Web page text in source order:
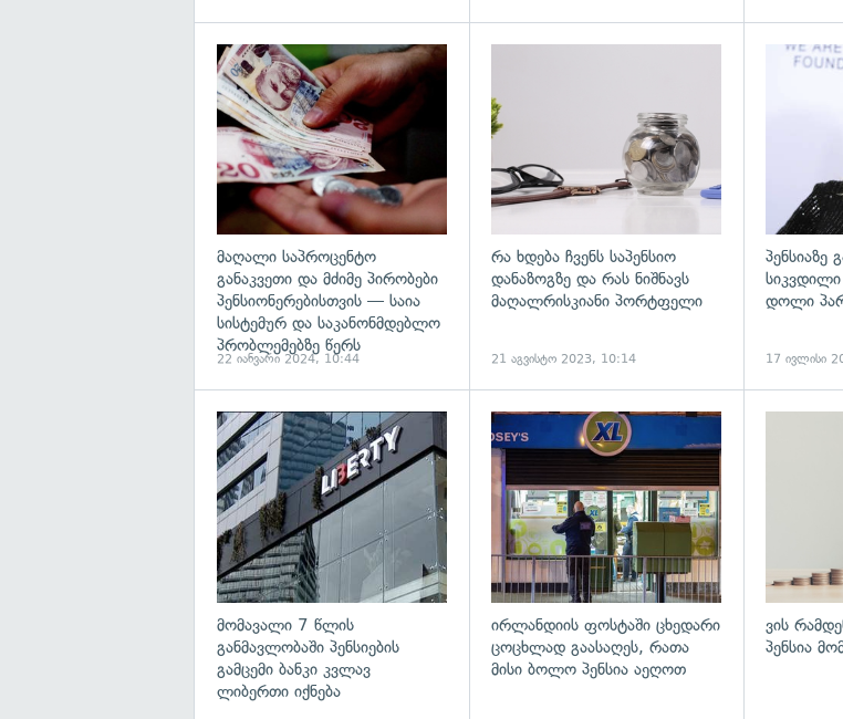
მაღალი საპროცენტო
განაკვეთი და მძიმე პირობები
პენსიონერებისთვის — საია
სისტემურ და საკანონმდებლო
პრობლემებზე წერს
22 იანვარი 2024, 10:44
გადახედვა
რა ხდება ჩვენს საპენსიო
დანაზოგზე და რას ნიშნავს
მაღალრისკიანი პორტფელი
21 აგვისტო 2023, 10:14
პენსიაზე
დოლი
17 ივლისი
გადახედვა
მომავალი 7 წლის
განმავლობაში პენსიების
გამცემი ბანკი კვლავ
ლიბერთი იქნება
ირლანდიის ფოსტაში ცხედარი
ცოცხლად გაასაღეს, რათა
მისი ბოლო პენსია აეღოთ
ვის
პენსია